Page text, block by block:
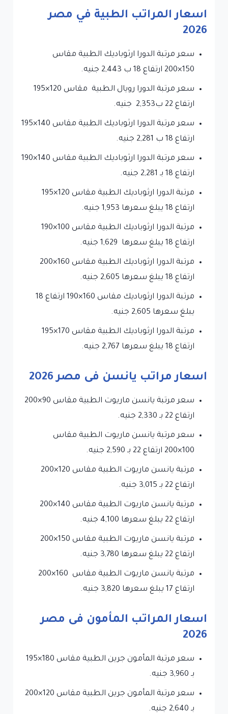
اسعار المراتب الطبية في مصر
2026
سعر مرتبة الدورا ارثوباديك الطبية مقاس
150×200 ارتفاع 18 ب 2,443 جنيه.
سعر مرتبة الدورا رويال الطبية مقاس 120×195
ارتفاع 22 ب2,353 جنيه.
سعر مرتبة الدورا ارثوباديك الطبية مقاس 140×195
ارتفاع 18 ب 2,281 جنيه.
سعر مرتبة الدورا ارثوباديك الطبية مقاس 140×190
ارتفاع 18 بـ 2,281 جنيه.
مرتبة الدورا ارثوباديك الطبية مقاس 120×195
ارتفاع 18 يبلغ سعرها 1,953 جنيه.
مرتبة الدورا ارثوباديك الطبية مقاس 100×190
ارتفاع 18 يبلغ سعرها 1,629 جنيه.
مرتبة الدورا ارثوباديك الطبية مقاس 160×200
ارتفاع 18 يبلغ سعرها 2,605 جنيه.
مرتبة الدورا ارثوباديك مقاس 160×190 ارتفاع 18
يبلغ سعرها 2,605 جنيه.
مرتبة الدورا ارثوباديك الطبية مقاس 170×195
ارتفاع 18 يبلغ سعرها 2,767 جنيه.
اسعار مراتب يانسن فى مصر 2026
سعر مرتبة يانسن ماريوت الطبية مقاس 90×200
ارتفاع 22 بـ 2,330 جنيه.
سعر مرتبة يانسن ماريوت الطبية مقاس
100×200 ارتفاع 22 بـ 2,590 جنيه.
مرتبة يانسن ماريوت الطبية مقاس 120×200
ارتفاع 22 بـ 3,015 جنيه.
مرتبة يانسن ماريوت الطبية مقاس 140×200
ارتفاع 22 يبلغ سعرها 4,100 جنيه.
مرتبة يانسن ماريوت الطبية مقاس 150×200
ارتفاع 22 يبلغ سعرها 3,780 جنيه.
مرتبة يانسن ماريوت الطبية مقاس 160×200
ارتفاع 17 يبلغ سعرها 3,820 جنيه.
اسعار المراتب المأمون فى مصر
2026
سعر مرتبة المأمون جرين الطبية مقاس 180×195
بـ 3,960 جنيه.
سعر مرتبة المأمون جرين الطبية مقاس 120×200
بـ 2,640 جنيه.